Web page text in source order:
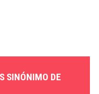
SINÓNIMO DE